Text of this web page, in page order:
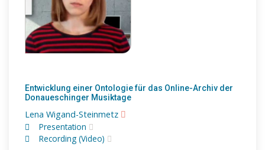
Entwicklung einer Ontologie für das Online-Archiv der
Donaueschinger Musiktage
Lena Wigand-Steinmetz
Presentation
Recording (Video)